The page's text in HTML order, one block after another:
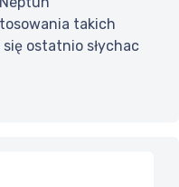
takich
ostatnio słychac